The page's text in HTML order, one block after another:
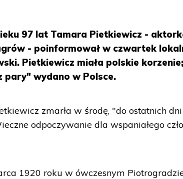
97 lat Tamara Pietkiewicz -
- poinformował w czwartek
Pietkiewicz miała polskie
pary" wydano w Polsce.
zmarła w środę, "do ostatnich
odpoczywanie dla wspaniałego
1920 roku w ówczesnym